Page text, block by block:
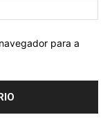
para a